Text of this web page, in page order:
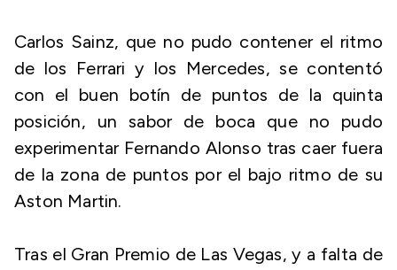
Carlos Sainz, que no pudo contener el ritmo
de los Ferrari y los Mercedes, se contentó
con el buen botín de puntos de la quinta
posición, un sabor de boca que no pudo
experimentar Fernando Alonso tras caer fuera
de la zona de puntos por el bajo ritmo de su
Aston Martin.
Tras el Gran Premio de Las Vegas, y a falta de